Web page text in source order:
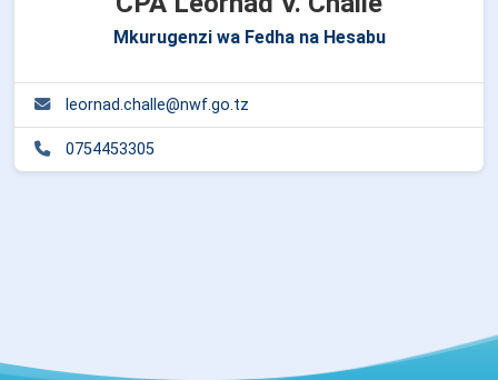
Mkurugenzi wa Fedha na Hesabu
leornad.challe@nwf.go.tz
0754453305